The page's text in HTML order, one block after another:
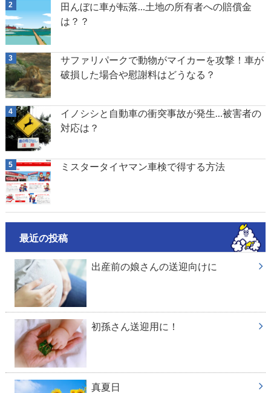
田んぼに車が転落…土地の所有者への賠償金
は？？
サファリパークで動物がマイカーを攻撃！車が
破損した場合や慰謝料はどうなる？
イノシシと自動車の衝突事故が発生…被害者の
対応は？
ミスタータイヤマン車検で得する方法
最近の投稿
出産前の娘さんの送迎向けに
初孫さん送迎用に！
真夏日